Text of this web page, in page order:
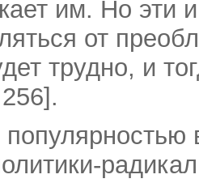
им. Но эти
от
трудно, и